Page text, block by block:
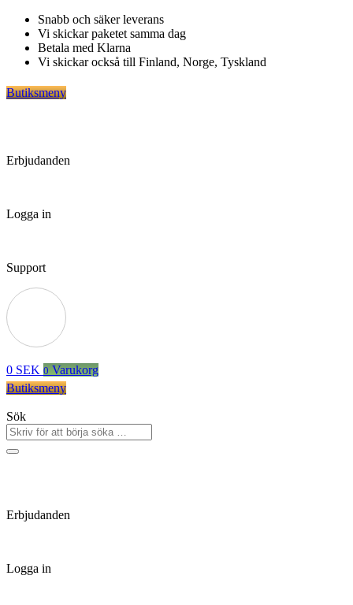
Hoppa
innehåll
Snabb och säker leverans
Vi skickar paketet samma dag
Betala med Klarna
Vi skickar också till Finland, Norge, Tyskland
Butiksmeny
Erbjudanden
Logga in
Support
0 SEK 0 Varukorg
Butiksmeny
Sök
Erbjudanden
Logga in